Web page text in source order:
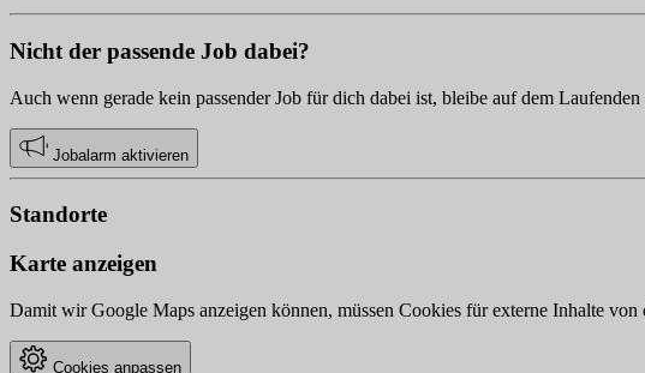
Nicht der passende Job dabei?
Auch wenn gerade kein passender Job für dich dabei ist, bleibe auf dem
Jobalarm aktivieren
Standorte
Karte anzeigen
Damit wir Google Maps anzeigen können, müssen Cookies für externe Inhalte von
Cookies anpassen